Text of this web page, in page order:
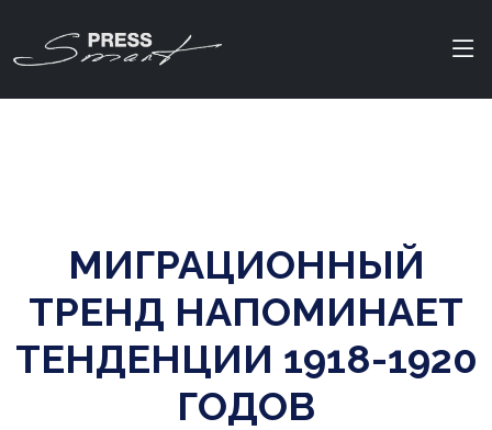
МИГРАЦИОННЫЙ
ТРЕНД НАПОМИНАЕТ
ТЕНДЕНЦИИ 1918-1920
ГОДОВ